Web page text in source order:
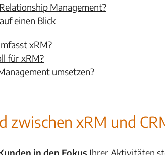
Management?
einen Blick
xRM?
für xRM?
umsetzen?
zwischen xRM und